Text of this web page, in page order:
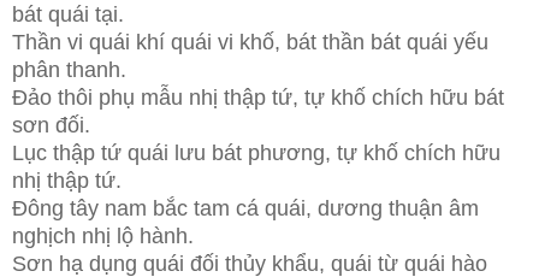
bát quái tại.
Thần vi quái khí quái vi khố, bát thần bát quái yếu
phân thanh.
Đảo thôi phụ mẫu nhị thập tứ, tự khố chích hữu bát
sơn đối.
Lục thập tứ quái lưu bát phương, tự khố chích hữu
nhị thập tứ.
Đông tây nam bắc tam cá quái, dương thuận âm
nghịch nhị lộ hành.
Sơn hạ dụng quái đối thủy khẩu, quái từ quái hào